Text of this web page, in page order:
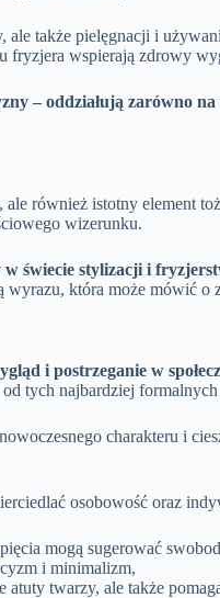
ale także pielęgnacji i
fryzjera wspierają zdrowy
– oddziałują zarówno
również istotny element
wizerunku.
świecie stylizacji i
wyrazu, która może mówić o
i postrzeganie w
tych najbardziej formalnych
charakteru i
osobowość oraz
mogą sugerować
i minimalizm,
twarzy, ale także